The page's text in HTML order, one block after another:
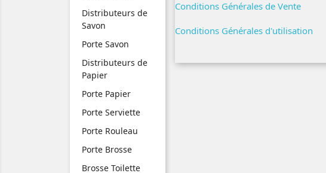
Distributeurs de
Savon
Porte Savon
Distributeurs de
Papier
Porte Papier
Porte Serviette
Porte Rouleau
Porte Brosse
Brosse Toilette
Conditions Générales de Vente
Conditions Générales d'utilisation